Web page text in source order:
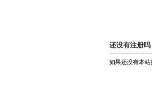
还没有注册吗
如果还没有本站